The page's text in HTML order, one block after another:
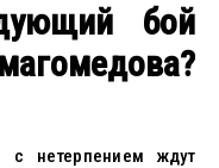
бой
с нетерпением ждут